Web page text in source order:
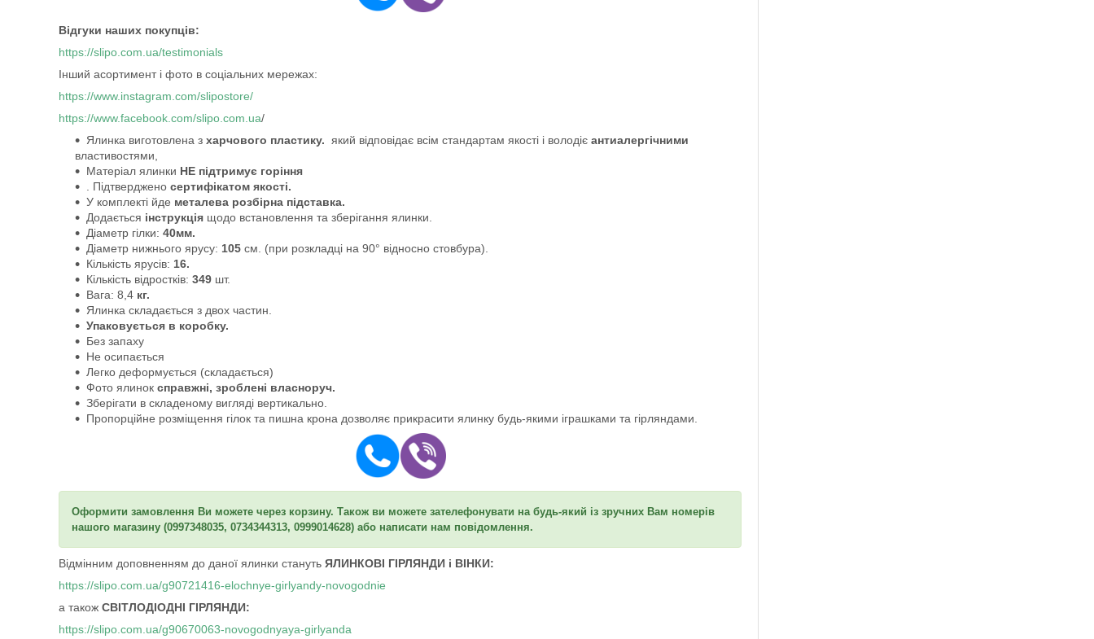
Відгуки наших покупців:
https://slipo.com.ua/testimonials
Інший асортимент і фото в соціальних мережах:
https://www.instagram.com/slipostore/
https://www.facebook.com/slipo.com.ua/
Ялинка виготовлена з харчового пластику. який відповідає всім стандартам якості і володіє антиалергічними
властивостями,
Матеріал ялинки НЕ підтримує горіння
. Підтверджено сертифікатом якості.
У комплекті йде металева розбірна підставка.
Додається інструкція щодо встановлення та зберігання ялинки.
Діаметр гілки: 40мм.
Діаметр нижнього ярусу: 105 см. (при розкладці на 90° відносно стовбура).
Кількість ярусів: 16.
Кількість відростків: 349 шт.
Вага: 8,4 кг.
Ялинка складається з двох частин.
Упаковується в коробку.
Без запаху
Не осипається
Легко деформується (складається)
Фото ялинок справжні, зроблені власноруч.
Зберігати в складеному вигляді вертикально.
Пропорційне розміщення гілок та пишна крона дозволяє прикрасити ялинку будь-якими іграшками та гірляндами.
Оформити замовлення Ви можете через корзину. Також ви можете зателефонувати на будь-який із зручних Вам номерів
нашого магазину (0997348035, 0734344313, 0999014628) або написати нам повідомлення.
Відмінним доповненням до даної ялинки стануть ЯЛИНКОВІ ГІРЛЯНДИ і ВІНКИ:
https://slipo.com.ua/g90721416-elochnye-girlyandy-novogodnie
а також СВІТЛОДІОДНІ ГІРЛЯНДИ:
https://slipo.com.ua/g90670063-novogodnyaya-girlyanda